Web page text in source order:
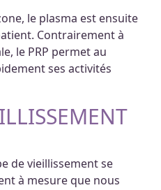
le plasma est ensuite
Contrairement à
le PRP permet au
ses activités
de vieillissement se
à mesure que nous